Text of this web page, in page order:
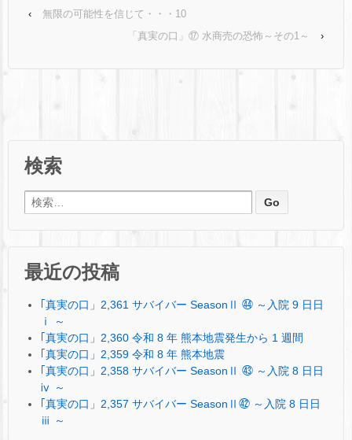
‹
無限の可能性を信じて・・・10
「真実の口」⑰ 水商売の恐怖～その1～
›
検索
検索:
最近の投稿
｢真実の口」2,361 サバイバー SeasonⅡ ㊹ ～入院 9 日日
ⅰ ～
｢真実の口」2,360 令和 8 年 熊本地震発生から 1 週間
｢真実の口」2,359 令和 8 年 熊本地震
｢真実の口」2,358 サバイバー SeasonⅡ ㊸ ～入院 8 日日
ⅳ ～
｢真実の口」2,357 サバイバー SeasonⅡ㊷ ～入院 8 日日
ⅲ ～